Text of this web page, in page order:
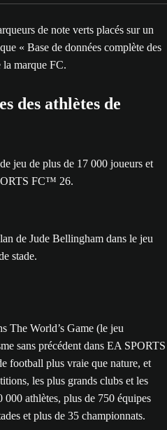
des athlètes de
jeu de plus de 17 000 joueurs et
FC™ 26.
The World’s Game (le jeu
sans précédent dans EA SPORTS
football plus vraie que nature, et
les plus grands clubs et les
000 athlètes, plus de 750 équipes
et plus de 35 championnats.